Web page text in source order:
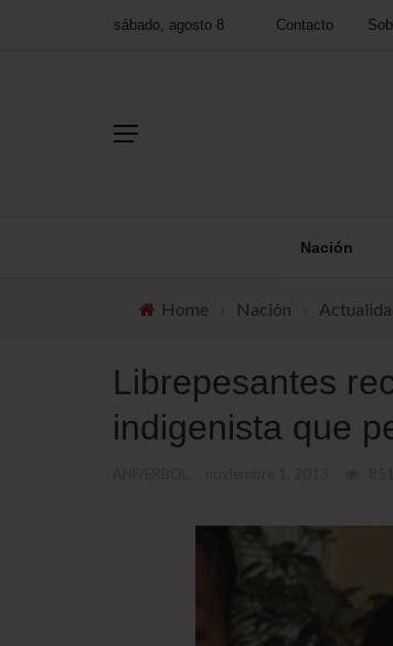
sábado, agosto 8 Contacto
Nación
Home Nación
Librepesantes
indigenista que